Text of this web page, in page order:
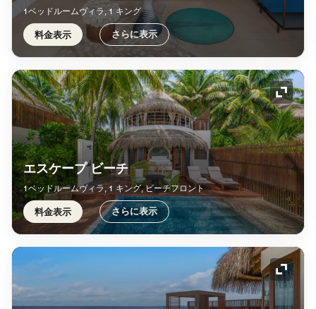
1ベッドルームヴィラ, 1 キング
料金表示 さらに表示
アイ
エスケープ ビーチ
1ベッドルームヴィラ, 1 キング, ビーチフロント
料金表示 さらに表示
アイ